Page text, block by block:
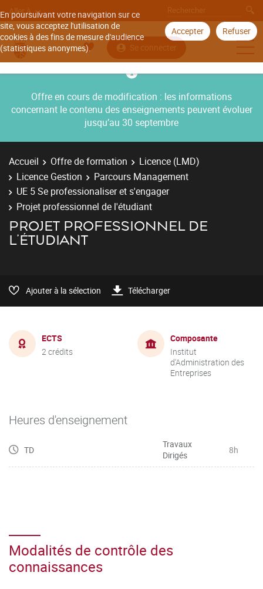
En poursuivant votre navigation sur ce
site, vous acceptez l'utilisation de
cookies à des fins de mesure d'audience
(statistiques anonymes).
Accepter Refuser
Aller à
Se connecter
Offre en cours de modification : les informations
concernant le contenu des enseignements peuvent évoluer
jusqu’au 30 septembre
Accueil Offre de formation
Licence (LMD)
Licence Gestion
Parcours Management
UE 5 Se professionaliser et s'engager
Projet professionnel de l'étudiant
PROJET PROFESSIONNEL DE
L'ÉTUDIANT
Ajouter à la sélection Télécharger
ECTS
2 crédits
Composante
Institut
d'Administration des
Entreprises
Heures d'enseignement
TD
Travaux
Dirigés
8h
Modalités de contrôle des
connaissances